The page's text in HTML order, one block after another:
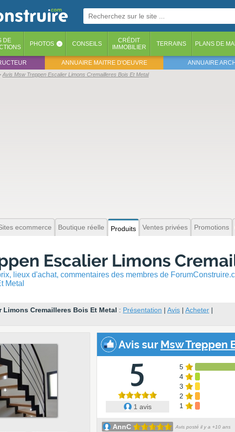
DE
PHOTOS ‹ CONSEILS
CRÉDIT
IMMOBILIER
TERRAINS PLANS DE
ANNUAIRE MAITRE D'OEUVRE ANNUAIRE
Avis Msw Treppen Escalier Limons Cremailleres Bois Et Metal
ecommerce Boutique réelle Produits Ventes privées Promotions
Escalier Limons
lieux d'achat, commentaires des membres de
Metal
Limons Cremailleres Bois Et Metal : Présentation | Avis | Acheter |
AvissurMsw Treppen
5
1 avis
5
4
3
2
1
AnnC Avis posté il y a +10 ans